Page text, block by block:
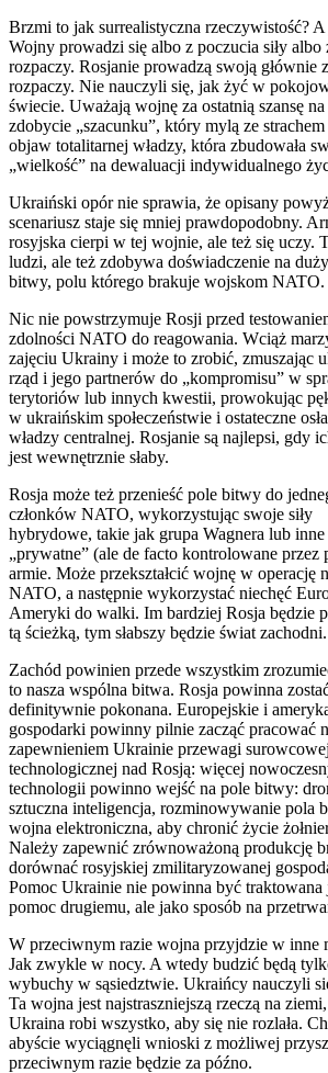
Brzmi to jak surrealistyczna rzeczywistość?
Wojny prowadzi się albo z poczucia siły albo
rozpaczy. Rosjanie prowadzą swoją głównie z
rozpaczy. Nie nauczyli się, jak żyć w
świecie. Uważają wojnę za ostatnią szansę na
zdobycie „szacunku”, który mylą ze
objaw totalitarnej władzy, która zbudowała
„wielkość” na dewaluacji indywidualnego
Ukraiński opór nie sprawia, że opisany
scenariusz staje się mniej prawdopodobny.
rosyjska cierpi w tej wojnie, ale też się uczy.
ludzi, ale też zdobywa doświadczenie na
bitwy, polu którego brakuje wojskom NATO.
Nic nie powstrzymuje Rosji przed
zdolności NATO do reagowania. Wciąż
zajęciu Ukrainy i może to zrobić, zmuszając
rząd i jego partnerów do „kompromisu” w
terytoriów lub innych kwestii, prowokując
w ukraińskim społeczeństwie i ostateczne
władzy centralnej. Rosjanie są najlepsi, gdy
jest wewnętrznie słaby.
Rosja może też przenieść pole bitwy do
członków NATO, wykorzystując swoje siły
hybrydowe, takie jak grupa Wagnera lub inne
„prywatne” (ale de facto kontrolowane przez
armie. Może przekształcić wojnę w operację
NATO, a następnie wykorzystać niechęć
Ameryki do walki. Im bardziej Rosja będzie
tą ścieżką, tym słabszy będzie świat zachodni.
Zachód powinien przede wszystkim
to nasza wspólna bitwa. Rosja powinna
definitywnie pokonana. Europejskie i
gospodarki powinny pilnie zacząć pracować
zapewnieniem Ukrainie przewagi
technologicznej nad Rosją: więcej
technologii powinno wejść na pole bitwy:
sztuczna inteligencja, rozminowywanie pola
wojna elektroniczna, aby chronić życie
Należy zapewnić zrównoważoną produkcję
dorównać rosyjskiej zmilitaryzowanej
Pomoc Ukrainie nie powinna być traktowana
pomoc drugiemu, ale jako sposób na
W przeciwnym razie wojna przyjdzie w inne
Jak zwykle w nocy. A wtedy budzić będą
wybuchy w sąsiedztwie. Ukraińcy nauczyli
Ta wojna jest najstraszniejszą rzeczą na
Ukraina robi wszystko, aby się nie rozlała.
abyście wyciągnęli wnioski z możliwej
przeciwnym razie będzie za późno.